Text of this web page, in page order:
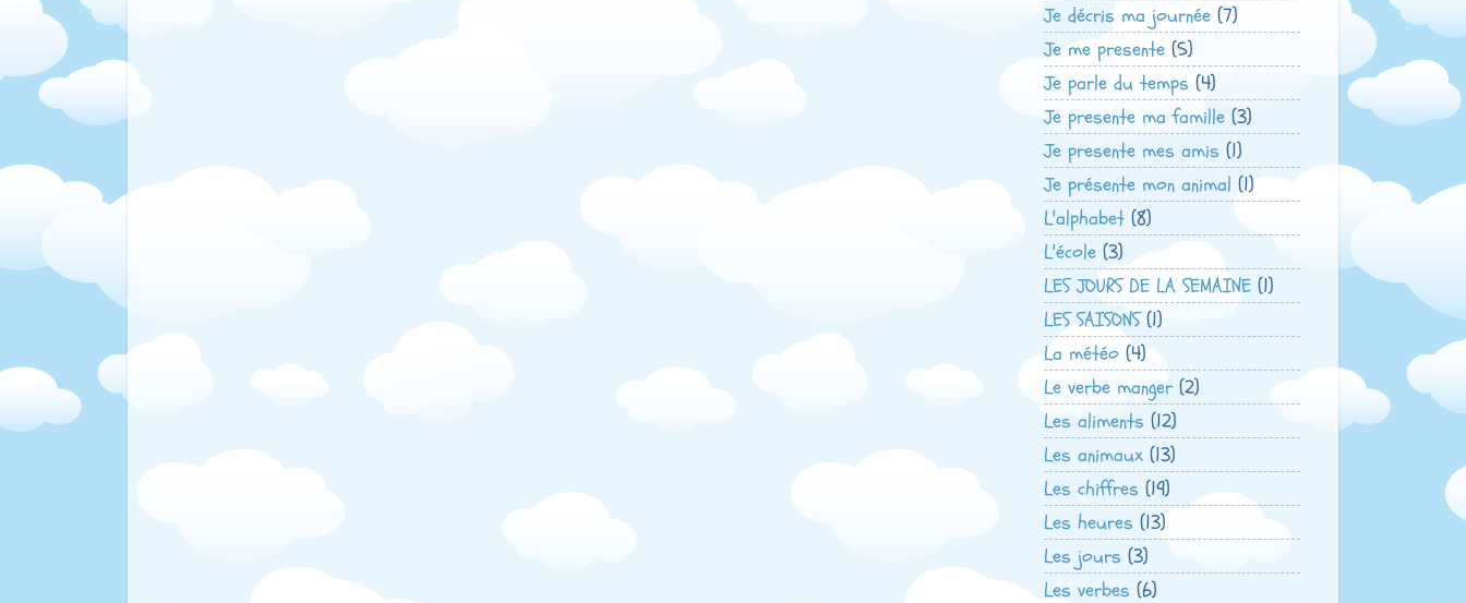
Je décris ma journée (7)
Je me presente (5)
Je parle du temps (4)
Je presente ma famille (3)
Je presente mes amis (1)
Je présente mon animal (1)
L'alphabet (8)
L'école (3)
LES JOURS DE LA SEMAINE (1)
LES SAISONS (1)
La météo (4)
Le verbe manger (2)
Les aliments (12)
Les animaux (13)
Les chiffres (19)
Les heures (13)
Les jours (3)
Les verbes (6)